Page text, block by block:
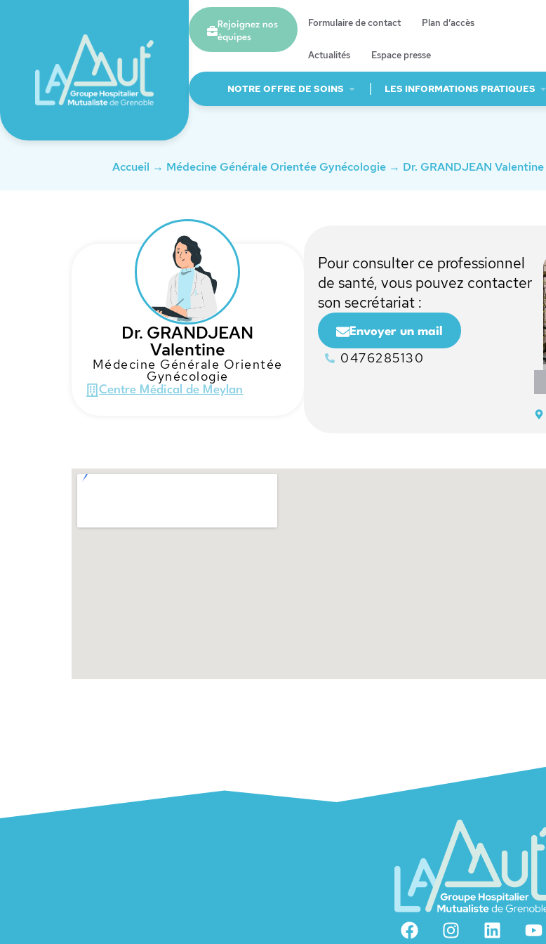
Rejoignez nos
équipes
Formulaire de contact Plan d’accès
Actualités Espace presse
NOTRE OFFRE DE SOINS LES INFORMATIONS PRATIQUES
Accueil → Médecine Générale Orientée Gynécologie → Dr. GRANDJEAN Valentine
Dr. GRANDJEAN
Valentine
Médecine Générale Orientée
Gynécologie
Centre Médical de Meylan
Pour consulter ce professionnel
de santé, vous pouvez contacter
son secrétariat :
Envoyer un mail
0476285130